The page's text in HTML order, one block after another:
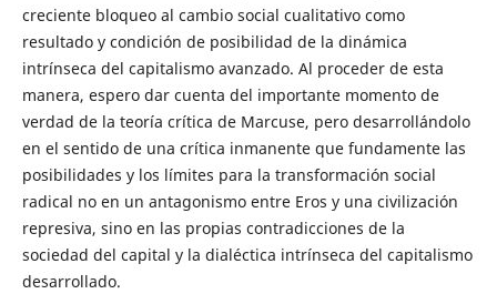
creciente bloqueo al cambio social cualitativo como
resultado y condición de posibilidad de la dinámica
intrínseca del capitalismo avanzado. Al proceder de esta
manera, espero dar cuenta del importante momento de
verdad de la teoría crítica de Marcuse, pero desarrollándolo
en el sentido de una crítica inmanente que fundamente las
posibilidades y los límites para la transformación social
radical no en un antagonismo entre Eros y una civilización
represiva, sino en las propias contradicciones de la
sociedad del capital y la dialéctica intrínseca del capitalismo
desarrollado.